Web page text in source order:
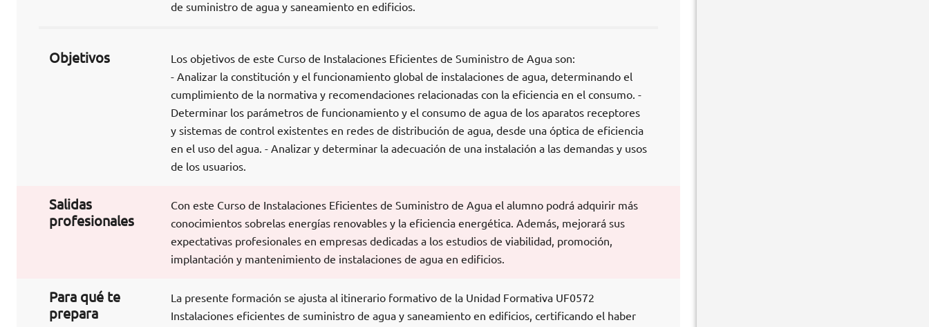
de suministro de agua y saneamiento en edificios.
Objetivos
Los objetivos de este Curso de Instalaciones Eficientes de Suministro de Agua son:
- Analizar la constitución y el funcionamiento global de instalaciones de agua, determinando el
cumplimiento de la normativa y recomendaciones relacionadas con la eficiencia en el consumo. -
Determinar los parámetros de funcionamiento y el consumo de agua de los aparatos receptores
y sistemas de control existentes en redes de distribución de agua, desde una óptica de eficiencia
en el uso del agua. - Analizar y determinar la adecuación de una instalación a las demandas y usos
de los usuarios.
Salidas
profesionales
Con este Curso de Instalaciones Eficientes de Suministro de Agua el alumno podrá adquirir más
conocimientos sobrelas energías renovables y la eficiencia energética. Además, mejorará sus
expectativas profesionales en empresas dedicadas a los estudios de viabilidad, promoción,
implantación y mantenimiento de instalaciones de agua en edificios.
Para qué te
prepara
La presente formación se ajusta al itinerario formativo de la Unidad Formativa UF0572
Instalaciones eficientes de suministro de agua y saneamiento en edificios, certificando el haber